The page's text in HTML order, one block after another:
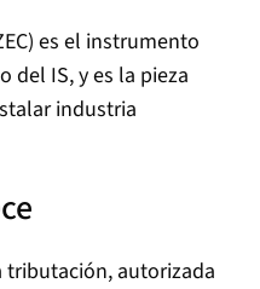
es el instrumento
del IS, y es la pieza
industria
tributación, autorizada